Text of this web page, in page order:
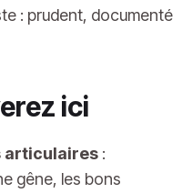
: prudent, documenté
ici
articulaires :
gêne, les bons